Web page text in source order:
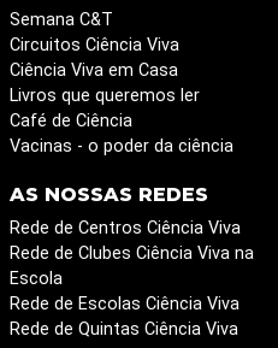
Semana C&T
Circuitos Ciência Viva
Ciência Viva em Casa
Livros que queremos ler
Café de Ciência
Vacinas - o poder da ciência
AS NOSSAS REDES
Rede de Centros Ciência Viva
Rede de Clubes Ciência Viva na
Escola
Rede de Escolas Ciência Viva
Rede de Quintas Ciência Viva